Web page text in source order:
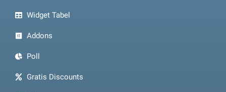
Widget Tabel
Addons
Poll
Gratis Discounts